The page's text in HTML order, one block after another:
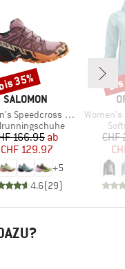
MARKE
SALOMON
6 Gore-Tex
Preis
166.95
reduzierter Preis
ab
CHF 129.97
+5
4.6(29)
35%
Artikel
Women's